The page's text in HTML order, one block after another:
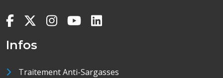
Infos
Traitement Anti-Sargasses